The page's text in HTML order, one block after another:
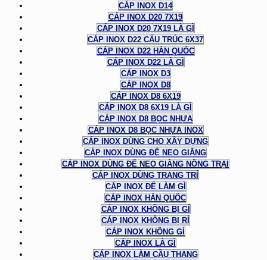
CÁP INOX D14
CÁP INOX D20 7X19
CÁP INOX D20 7X19 LÀ GÌ
CÁP INOX D22 CẤU TRÚC 6X37
CÁP INOX D22 HÀN QUỐC
CÁP INOX D22 LÀ GÌ
CÁP INOX D3
CÁP INOX D8
CÁP INOX D8 6X19
CÁP INOX D8 6X19 LÀ GÌ
CÁP INOX D8 BỌC NHỰA
CÁP INOX D8 BỌC NHỰA INOX
CÁP INOX DÙNG CHO XÂY DỰNG
CÁP INOX DÙNG ĐỂ NEO GIẰNG
CÁP INOX DÙNG ĐỂ NEO GIẰNG NÔNG TRẠI
CÁP INOX DÙNG TRANG TRÍ
CÁP INOX ĐỂ LÀM GÌ
CÁP INOX HÀN QUỐC
CÁP INOX KHÔNG BỊ GỈ
CÁP INOX KHÔNG BỊ RỈ
CÁP INOX KHÔNG GỈ
CÁP INOX LÀ GÌ
CÁP INOX LÀM CẦU THANG